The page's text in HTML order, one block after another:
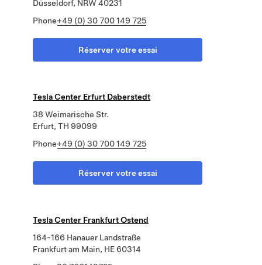
Düsseldorf, NRW 40231
Phone+49 (0) 30 700 149 725
Réserver votre essai
Tesla Center Erfurt Daberstedt
38 Weimarische Str.
Erfurt, TH 99099
Phone+49 (0) 30 700 149 725
Réserver votre essai
Tesla Center Frankfurt Ostend
164-166 Hanauer Landstraße
Frankfurt am Main, HE 60314